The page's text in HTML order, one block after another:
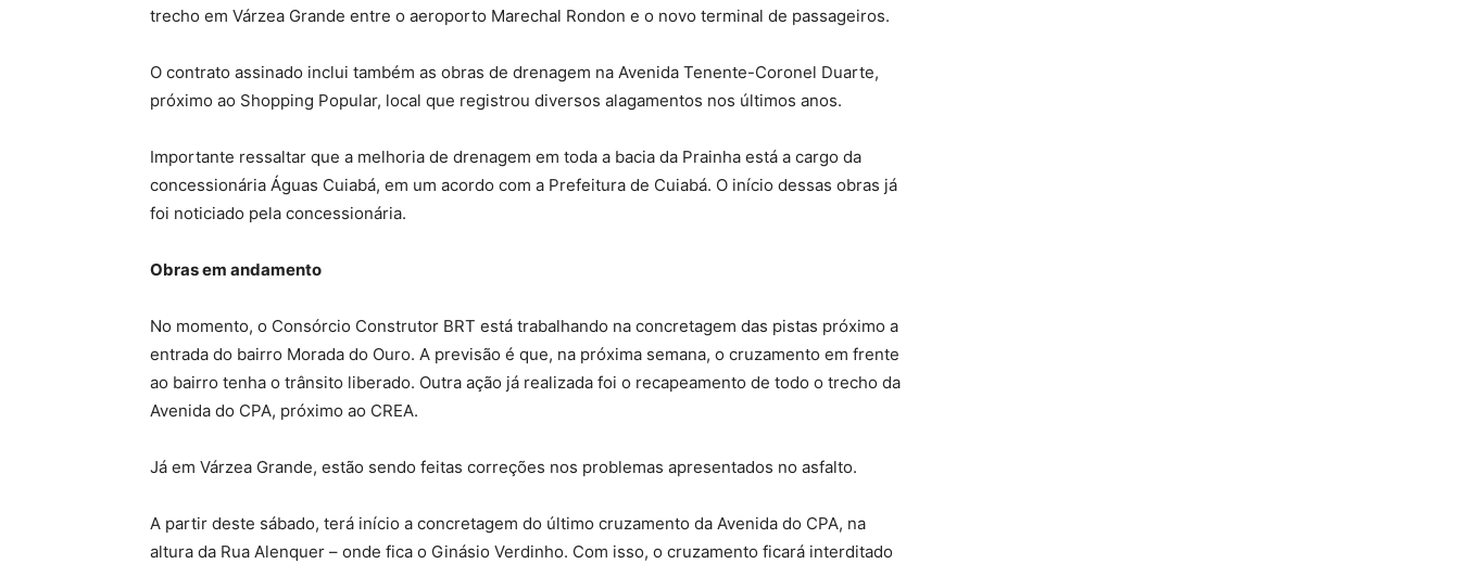
trecho em Várzea Grande entre o aeroporto Marechal Rondon e o novo terminal de passageiros.
O contrato assinado inclui também as obras de drenagem na Avenida Tenente-Coronel Duarte,
próximo ao Shopping Popular, local que registrou diversos alagamentos nos últimos anos.
Importante ressaltar que a melhoria de drenagem em toda a bacia da Prainha está a cargo da
concessionária Águas Cuiabá, em um acordo com a Prefeitura de Cuiabá. O início dessas obras já
foi noticiado pela concessionária.
Obras em andamento
No momento, o Consórcio Construtor BRT está trabalhando na concretagem das pistas próximo a
entrada do bairro Morada do Ouro. A previsão é que, na próxima semana, o cruzamento em frente
ao bairro tenha o trânsito liberado. Outra ação já realizada foi o recapeamento de todo o trecho da
Avenida do CPA, próximo ao CREA.
Já em Várzea Grande, estão sendo feitas correções nos problemas apresentados no asfalto.
A partir deste sábado, terá início a concretagem do último cruzamento da Avenida do CPA, na
altura da Rua Alenquer – onde fica o Ginásio Verdinho. Com isso, o cruzamento ficará interditado